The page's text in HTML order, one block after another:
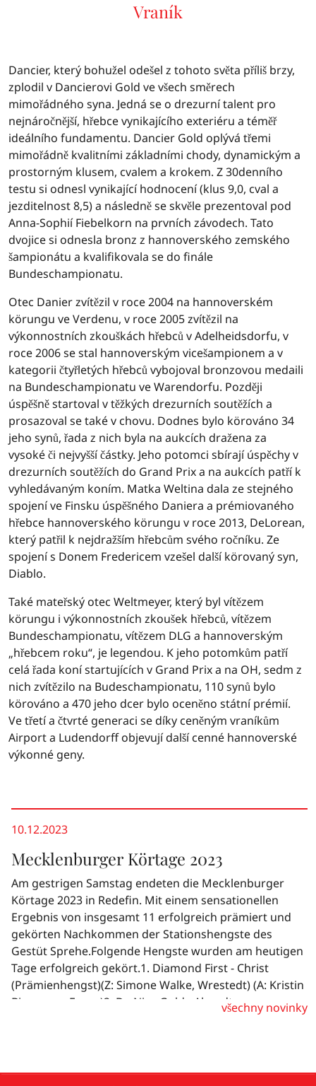
Vraník
Dancier, který bohužel odešel z tohoto světa příliš brzy,
zplodil v Dancierovi Gold ve všech směrech
mimořádného syna. Jedná se o drezurní talent pro
nejnáročnější, hřebce vynikajícího exteriéru a téměř
ideálního fundamentu. Dancier Gold oplývá třemi
mimořádně kvalitními základními chody, dynamickým a
prostorným klusem, cvalem a krokem. Z 30denního
testu si odnesl vynikající hodnocení (klus 9,0, cval a
jezditelnost 8,5) a následně se skvěle prezentoval pod
Anna-Sophií Fiebelkorn na prvních závodech. Tato
dvojice si odnesla bronz z hannoverského zemského
šampionátu a kvalifikovala se do finále
Bundeschampionatu.
Otec Danier zvítězil v roce 2004 na hannoverském
körungu ve Verdenu, v roce 2005 zvítězil na
výkonnostních zkouškách hřebců v Adelheidsdorfu, v
roce 2006 se stal hannoverským vicešampionem a v
kategorii čtyřletých hřebců vybojoval bronzovou medaili
na Bundeschampionatu ve Warendorfu. Později
úspěšně startoval v těžkých drezurních soutěžích a
prosazoval se také v chovu. Dodnes bylo körováno 34
jeho synů, řada z nich byla na aukcích dražena za
vysoké či nejvyšší částky. Jeho potomci sbírají úspěchy v
drezurních soutěžích do Grand Prix a na aukcích patří k
vyhledávaným koním. Matka Weltina dala ze stejného
spojení ve Finsku úspěšného Daniera a prémiovaného
hřebce hannoverského körungu v roce 2013, DeLorean,
který patřil k nejdražším hřebcům svého ročníku. Ze
spojení s Donem Fredericem vzešel další körovaný syn,
Diablo.
Také mateřský otec Weltmeyer, který byl vítězem
körungu i výkonnostních zkoušek hřebců, vítězem
Bundeschampionatu, vítězem DLG a hannoverským
„hřebcem roku“, je legendou. K jeho potomkům patří
celá řada koní startujících v Grand Prix a na OH, sedm z
nich zvítězilo na Budeschampionatu, 110 synů bylo
körováno a 470 jeho dcer bylo oceněno státní prémií.
Ve třetí a čtvrté generaci se díky ceněným vraníkům
Airport a Ludendorff objevují další cenné hannoverské
výkonné geny.
10.12.2023
Mecklenburger Körtage 2023
Am gestrigen Samstag endeten die Mecklenburger
Körtage 2023 in Redefin. Mit einem sensationellen
Ergebnis von insgesamt 11 erfolgreich prämiert und
gekörten Nachkommen der Stationshengste des
Gestüt Sprehe.Folgende Hengste wurden am heutigen
Tage erfolgreich gekört.1. Diamond First - Christ
(Prämienhengst)(Z: Simone Walke, Wrestedt) (A: Kristin
Biermann, Essen)2. De Niro Gold - Abendtanz
(Prämienhengst)(Z: Katharina Hadeler, Rahden) (A:
Jonas Sprehe, Herzlake)1. Dimaggio Black - Benetton
všechny novinky